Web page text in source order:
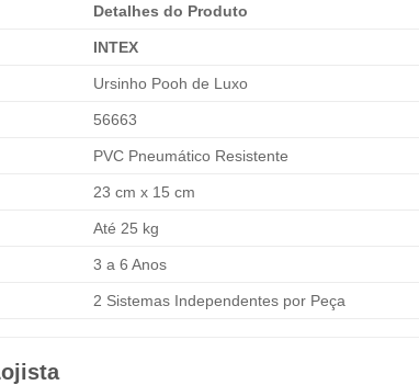
Detalhes do Produto
INTEX
Ursinho Pooh de Luxo
56663
PVC Pneumático Resistente
23 cm x 15 cm
Até 25 kg
3 a 6 Anos
2 Sistemas Independentes por Peça